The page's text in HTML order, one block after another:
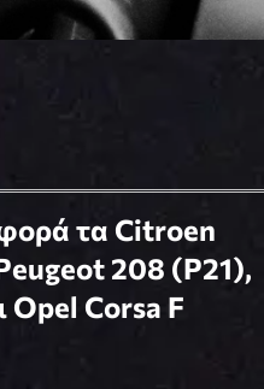
τα Citroen
208 (P21),
Opel Corsa F